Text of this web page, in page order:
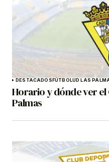
DESTACADOS FÚTBOLUD LAS
Horario y dónde ver el
Palmas